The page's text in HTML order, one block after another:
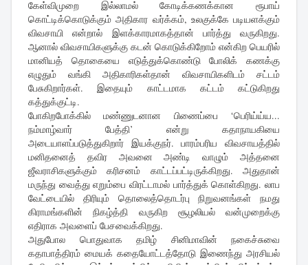
கேள்விமுறை இல்லாமல் கோடிக்கணக்கான ரூபாய்
கொட்டிக்கொடுக்கும் அதிகார வர்க்கம், உலகுக்கே படியளக்கும்
விவசாயி என்றால் இளக்காரமாகத்தான் பார்த்து வருகிறது.
ஆனால் விவசாயிகளுக்கு கடன் கொடுக்கிறோம் என்கிற பெயரில்
மானியத் தொகையை எடுத்துக்கொண்டு போலிக் கணக்கு
எழுதும் வங்கி அதிகாரிகள்தான் விவசாயிகளிடம் சட்டம்
பேசுகிறார்கள். இதையும் காட்டமாக கட்டம் கட்டுகிறது
கத்துக்குட்டி.
போகிறபோக்கில் மண்ணுடனான பிணைப்பை ‘பெரிய்ய்ய...
நம்மாழ்வார் பேத்தி’ என்று கதாநாயகியை
அடையாளப்படுத்துகிறார் இயக்குநர். பாரம்பரிய விவசாயத்தில்
மனிதனைத் தவிர அவனை அண்டி வாழும் அத்தனை
ஜீவராசிகளுக்கும் கரிசனம் காட்டப்பட்டிருக்கிறது. அதுதான்
மருந்து வைத்து எறும்பை விரட்டாமல் பார்த்துக் கொள்கிறது. லாப
வேட்டையில் திரியும் தொலைத்தொடர்பு நிறுவனங்கள் நமது
கிராமங்களின் நிகழ்த்தி வருகிற சூழலியல் வன்முறைக்கு
எதிராக அவளைப் பேசவைக்கிறது.
அதுபோல பொதுவாக தமிழ் சினிமாவின் நகைச்சுவை
கதாபாத்திரம் மையக் கதையோட்டத்தோடு இணைந்து அரசியல்